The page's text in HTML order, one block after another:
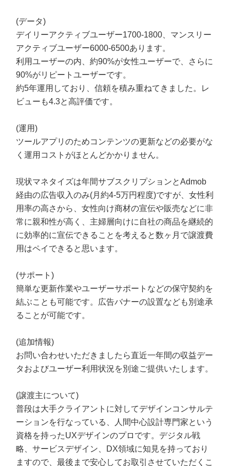
(データ)
デイリーアクティブユーザー1700-1800、マンスリー
アクティブユーザー6000-6500あります。
利用ユーザーの内、約90%が女性ユーザーで、さらに
90%がリピートユーザーです。
約5年運用しており、信頼を積み重ねてきました。レ
ビューも4.3と高評価です。
(運用)
ツールアプリのためコンテンツの更新などの必要がな
く運用コストがほとんどかかりません。
現状マネタイズは年間サブスクリプションとAdmob
経由の広告収入のみ(月約4-5万円程度)ですが、女性利
用率の高さから、女性向け商材の宣伝や販売などに非
常に親和性が高く、主婦層向けに自社の商品を継続的
に効率的に宣伝できることを考えると数ヶ月で譲渡費
用はペイできると思います。
(サポート)
簡単な更新作業やユーザーサポートなどの保守契約を
結ぶことも可能です。広告バナーの設置なども別途承
ることが可能です。
(追加情報)
お問い合わせいただきましたら直近一年間の収益デー
タおよびユーザー利用状況を別途ご提供いたします。
(譲渡主について)
普段は大手クライアントに対してデザインコンサルテ
ーションを行なっている、人間中心設計専門家という
資格を持ったUXデザインのプロです。デジタル戦
略、サービスデザイン、DX領域に知見を持っており
ますので、最後まで安心してお取引させていただくこ